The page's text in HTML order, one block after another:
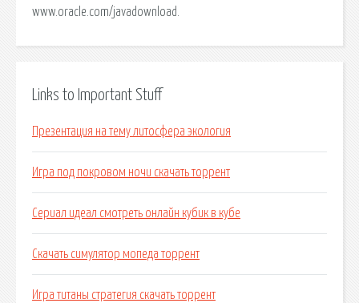
www.oracle.com/javadownload.
Links to Important Stuff
Презентация на тему литосфера экология
Игра под покровом ночи скачать торрент
Сериал идеал смотреть онлайн кубик в кубе
Скачать симулятор мопеда торрент
Игра титаны стратегия скачать торрент